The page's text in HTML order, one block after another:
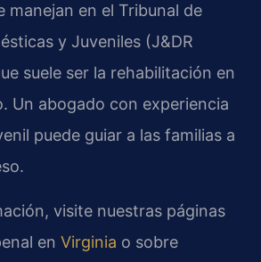
manejan en el Tribunal de
y Juveniles (J&DR
suele ser la rehabilitación en
Un abogado con experiencia
puede guiar a las familias a
visite nuestras páginas
en Virginia o sobre